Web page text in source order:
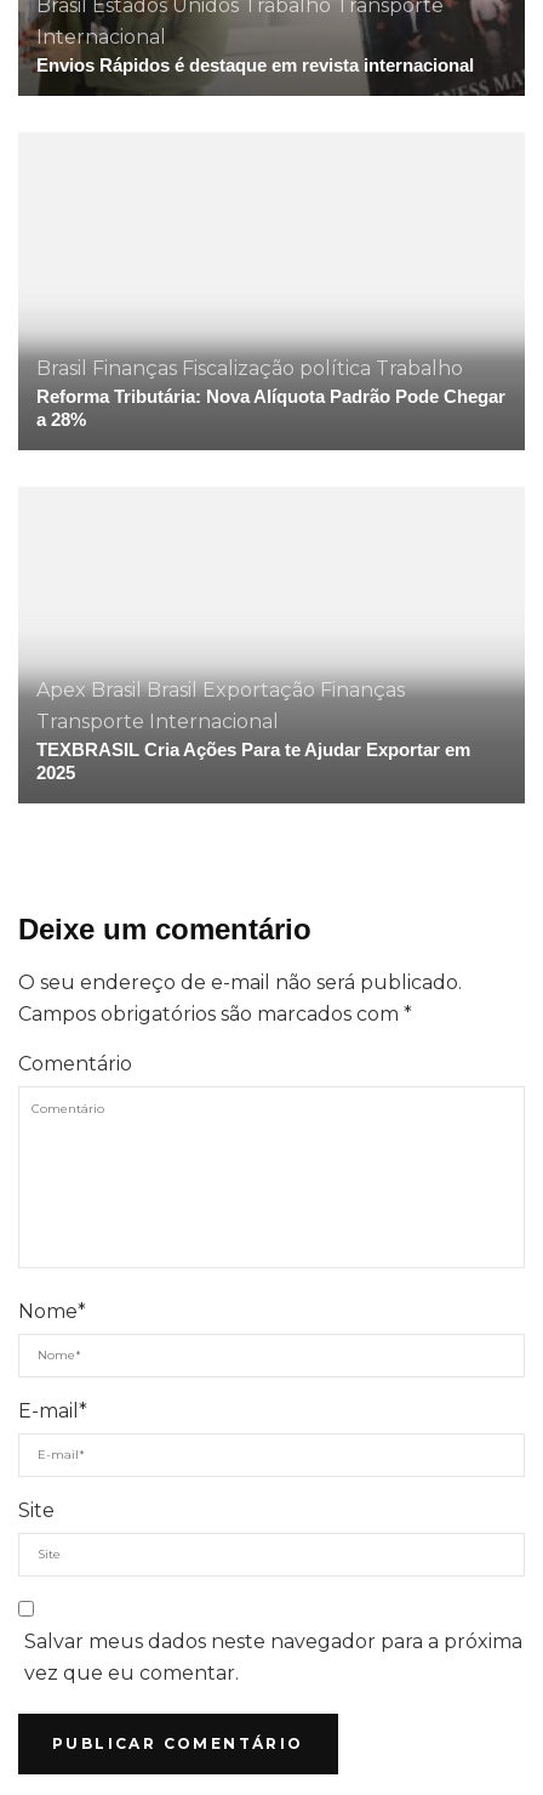
Brasil Estados Unidos Trabalho
Transporte
Internacional
Envios Rápidos é destaque em revista internacional
Brasil Finanças Fiscalização política Trabalho
Reforma Tributária: Nova Alíquota Padrão Pode Chegar
a 28%
Apex Brasil Brasil Exportação Finanças
Transporte Internacional
TEXBRASIL Cria Ações Para te Ajudar Exportar em
2025
Deixe um comentário
O seu endereço de e-mail não será publicado.
Campos obrigatórios são marcados com *
Comentário
Nome*
E-mail *
Site
Salvar meus dados neste navegador para a próxima
vez que eu comentar.